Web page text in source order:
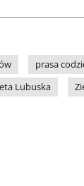
prasa
Lubuska